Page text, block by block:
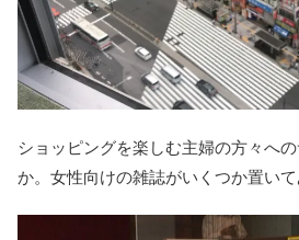
ショッピングを楽しむ主婦の方々へ
か。女性向けの雑誌がいくつか置いて